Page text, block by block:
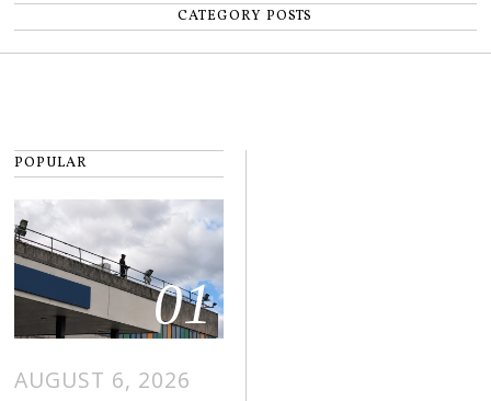
CATEGORY POSTS
POPULAR
01
AUGUST 6, 2026